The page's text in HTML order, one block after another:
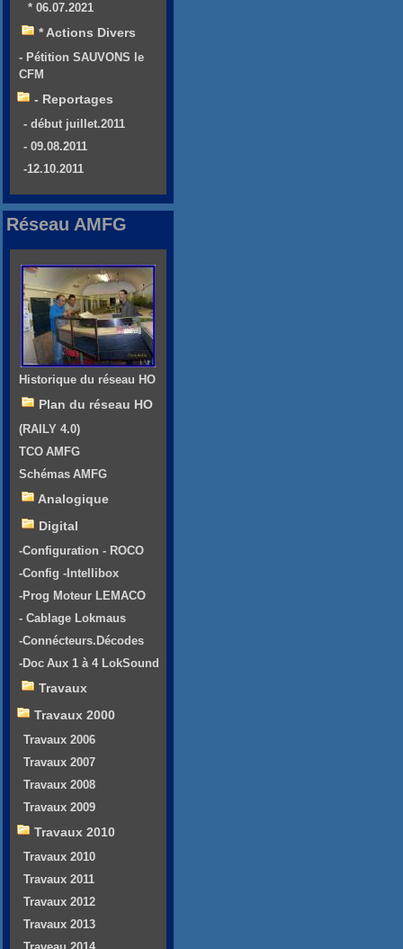
* 06.07.2021
* Actions Divers
- Pétition SAUVONS le
CFM
- Reportages
- début juillet.2011
- 09.08.2011
-12.10.2011
Réseau AMFG
Historique du réseau HO
Plan du réseau HO
(RAILY 4.0)
TCO AMFG
Schémas AMFG
Analogique
Digital
-Configuration - ROCO
-Config -Intellibox
-Prog Moteur LEMACO
- Cablage Lokmaus
-Connécteurs.Décodes
-Doc Aux 1 à 4 LokSound
Travaux
Travaux 2000
Travaux 2006
Travaux 2007
Travaux 2008
Travaux 2009
Travaux 2010
Travaux 2010
Travaux 2011
Travaux 2012
Travaux 2013